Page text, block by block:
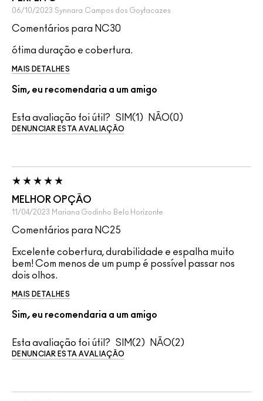
06/10/2023 Synnara Campos dos Goytacazes
Comentários para NC30
ótima duração e cobertura.
MAIS DETALHES
Sim, eu recomendaria a um amigo
Esta avaliação foi útil? 1 0
DENUNCIAR ESTA AVALIAÇÃO
MELHOR OPÇÃO
11/04/2023 Mariana Godinho Belo Horizonte
Comentários para NC25
Excelente cobertura, durabilidade e espalha muito
bem! Com menos de um pump é possível passar nos
dois olhos.
MAIS DETALHES
Sim, eu recomendaria a um amigo
Esta avaliação foi útil? 2 2
DENUNCIAR ESTA AVALIAÇÃO